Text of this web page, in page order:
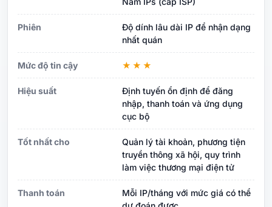
Phiên
Độ dính lâu dài IP để nhận dạng
nhất quán
Mức độ tin cậy ★★★
Hiệu suất
Định tuyến ổn định để đăng
nhập, thanh toán và ứng dụng
cục bộ
Tốt nhất cho
Quản lý tài khoản, phương tiện
truyền thông xã hội, quy trình
làm việc thương mại điện tử
Thanh toán
Mỗi IP/tháng với mức giá có thể